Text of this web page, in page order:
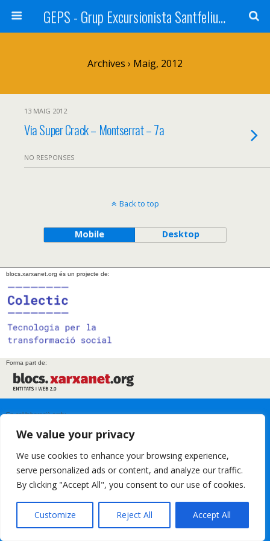
We value your privacy
We use cookies to enhance your browsing experience,
serve personalized ads or content, and analyze our traffic.
By clicking "Accept All", you consent to our use of cookies.
Customize Reject All Accept All
GEPS - Grup Excursionista Santfeliuenc
Archives › Maig, 2012
13 MAIG 2012
Via Super Crack – Montserrat – 7a
NO RESPONSES
Back to top
Mobile Desktop
blocs.xarxanet.org és un projecte de:
Forma part de:
En col·laboració amb:
Amb el suport de: